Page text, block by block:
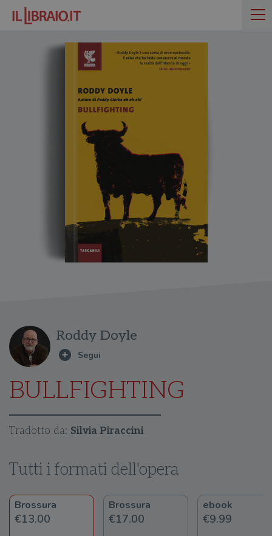
Roddy Doyle
BULLFIGHTING
Tradotto da: Silvia Piraccini
Tutti i formati dell'opera
Brossura
€13.00
Brossura
€17.00
ebook
€9.99